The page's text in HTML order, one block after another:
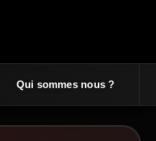
Qui sommes nous ?